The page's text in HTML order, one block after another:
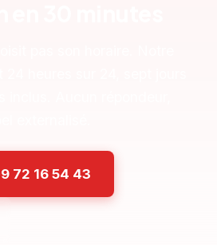
72 16 54 43